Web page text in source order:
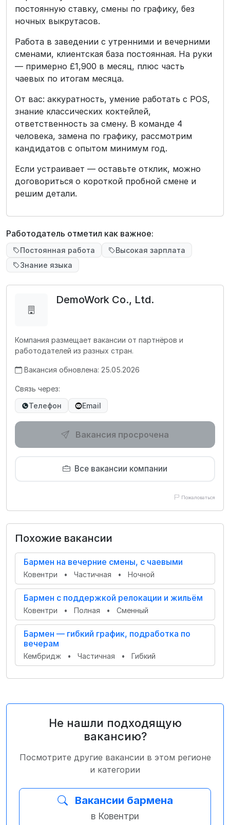
постоянную ставку, смены по графику, без
ночных выкрутасов.
Работа в заведении с утренними и вечерними
сменами, клиентская база постоянная. На руки
— примерно £1,900 в месяц, плюс часть
чаевых по итогам месяца.
От вас: аккуратность, умение работать с POS,
знание классических коктейлей,
ответственность за смену. В команде 4
человека, замена по графику, рассмотрим
кандидатов с опытом минимум год.
Если устраивает — оставьте отклик, можно
договориться о короткой пробной смене и
решим детали.
Работодатель отметил как важное:
Постоянная работа
Высокая зарплата
Знание языка
DemoWork Co., Ltd.
Компания размещает вакансии от партнёров и
работодателей из разных стран.
Вакансия обновлена: 25.05.2026
Связь через:
Телефон
Email
Вакансия просрочена
Все вакансии компании
Пожаловаться
Похожие вакансии
Бармен на вечерние смены, с чаевыми
Ковентри • Частичная • Ночной
Бармен с поддержкой релокации и жильём
Ковентри • Полная • Сменный
Бармен — гибкий график, подработка по
вечерам
Кембридж • Частичная • Гибкий
Не нашли подходящую
вакансию?
Посмотрите другие вакансии в этом регионе
и категории
Вакансии бармена
в Ковентри